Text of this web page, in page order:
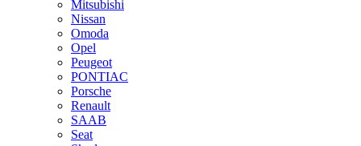
Mitsubishi
Nissan
Omoda
Opel
Peugeot
PONTIAC
Porsche
Renault
SAAB
Seat